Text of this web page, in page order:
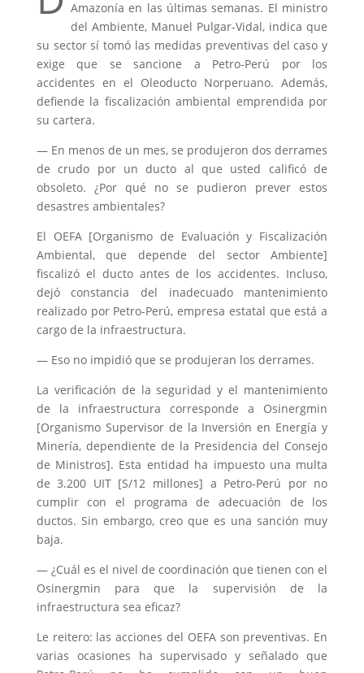
Amazonía en las últimas semanas. El ministro
del Ambiente, Manuel Pulgar-Vidal, indica que
su sector sí tomó las medidas preventivas del caso y
exige que se sancione a Petro-Perú por los
accidentes en el Oleoducto Norperuano. Además,
defiende la fiscalización ambiental emprendida por
su cartera.
— En menos de un mes, se produjeron dos derrames
de crudo por un ducto al que usted calificó de
obsoleto. ¿Por qué no se pudieron prever estos
desastres ambientales?
El OEFA [Organismo de Evaluación y Fiscalización
Ambiental, que depende del sector Ambiente]
fiscalizó el ducto antes de los accidentes. Incluso,
dejó constancia del inadecuado mantenimiento
realizado por Petro-Perú, empresa estatal que está a
cargo de la infraestructura.
— Eso no impidió que se produjeran los derrames.
La verificación de la seguridad y el mantenimiento
de la infraestructura corresponde a Osinergmin
[Organismo Supervisor de la Inversión en Energía y
Minería, dependiente de la Presidencia del Consejo
de Ministros]. Esta entidad ha impuesto una multa
de 3.200 UIT [S/12 millones] a Petro-Perú por no
cumplir con el programa de adecuación de los
ductos. Sin embargo, creo que es una sanción muy
baja.
— ¿Cuál es el nivel de coordinación que tienen con el
Osinergmin para que la supervisión de la
infraestructura sea eficaz?
Le reitero: las acciones del OEFA son preventivas. En
varias ocasiones ha supervisado y señalado que